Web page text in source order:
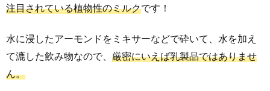
注目されている植物性のミルクです！
水に浸したアーモンドをミキサーなどで砕いて、水を加え
て漉した飲み物なので、 厳密にいえば乳製品ではありませ
ん。